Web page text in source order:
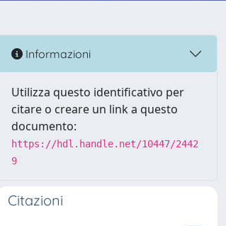
Informazioni
Utilizza questo identificativo per
citare o creare un link a questo
documento:
https://hdl.handle.net/10447/2442
9
Citazioni